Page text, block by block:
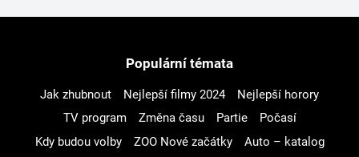
Populární témata
Jak zhubnout Nejlepší filmy 2024
Nejlepší horory
TV program
Změna času Partie
Počasí
Kdy budou volby
ZOO Nové začátky
Auto – katalog